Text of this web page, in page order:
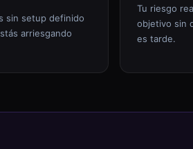
sin setup definido
arriesgando
Tu riesgo
objetivo sin
es tarde.